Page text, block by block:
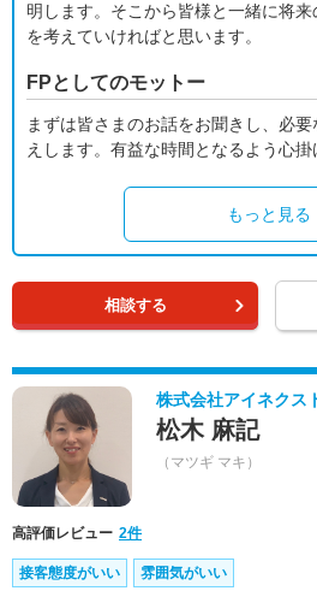
明します。そこから皆様と一緒に将
を考えていければと思います。
FPとしてのモットー
まずは皆さまのお話をお聞きし、必
えします。有益な時間となるよう心掛
もっと見る
相談する
株式会社アイネクス
松木 麻記
（マツギ マキ）
高評価レビュー 2件
接客態度がいい 雰囲気がいい